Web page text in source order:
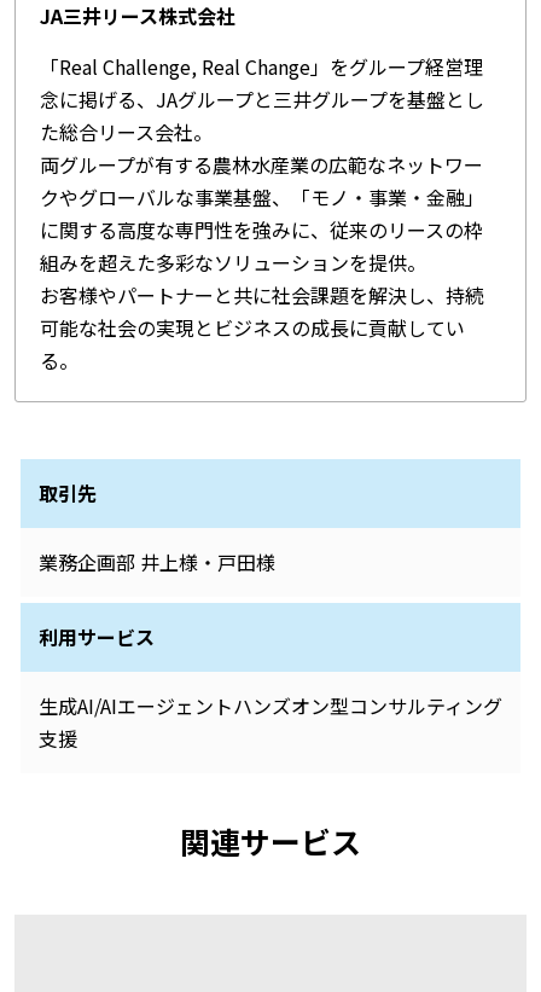
JA三井リース株式会社
「Real Challenge, Real Change」をグループ経営理
念に掲げる、JAグループと三井グループを基盤とし
た総合リース会社。
両グループが有する農林水産業の広範なネットワー
クやグローバルな事業基盤、「モノ・事業・金融」
に関する高度な専門性を強みに、従来のリースの枠
組みを超えた多彩なソリューションを提供。
お客様やパートナーと共に社会課題を解決し、持続
可能な社会の実現とビジネスの成長に貢献してい
る。
取引先
業務企画部 井上様・戸田様
利用サービス
生成AI/AIエージェントハンズオン型コンサルティング
支援
関連サービス